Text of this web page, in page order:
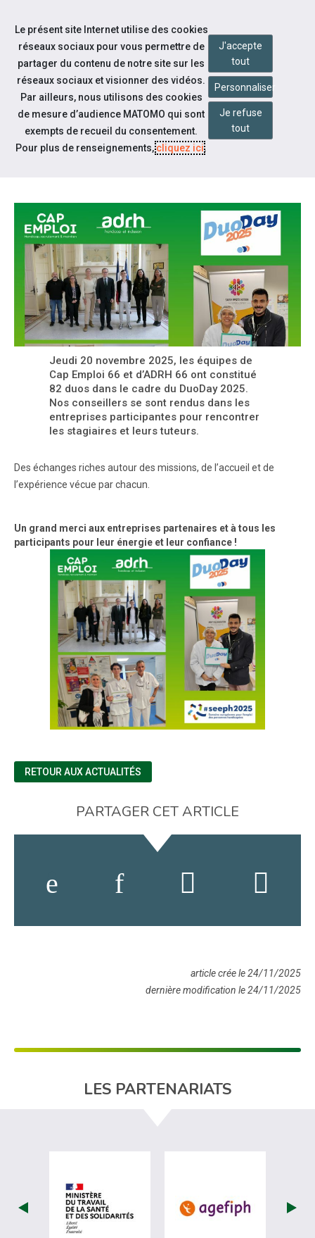
Aller au contenu
Notre actualité
[SEEPH 25] DUODAY 2025 : 82
Jeudi 20 novembre 2025, les équipes de
Cap Emploi 66 et d’ADRH 66 ont constitué
82 duos dans le cadre du DuoDay 2025.
Nos conseillers se sont rendus dans les
entreprises participantes pour rencontrer
les stagiaires et leurs tuteurs.
Des échanges riches autour des missions, de l’accueil et de
l’expérience vécue par chacun.
Un grand merci aux entreprises partenaires et à tous les
participants pour leur énergie et leur confiance !
RETOUR AUX ACTUALITÉS
PARTAGER CET ARTICLE
article crée le 24/11/2025
dernière modification le 24/11/2025
LES PARTENARIATS
visiter les site de Ministère du travail
visiter les
Le présent site Internet utilise des cookies
réseaux sociaux pour vous permettre de
partager du contenu de notre site sur les
réseaux sociaux et visionner des vidéos.
Par ailleurs, nous utilisons des cookies
de mesure d’audience MATOMO qui sont
exempts de recueil du consentement.
Pour plus de renseignements,cliquez ici.
J'accepte
tout
Personnaliser
Je refuse
tout